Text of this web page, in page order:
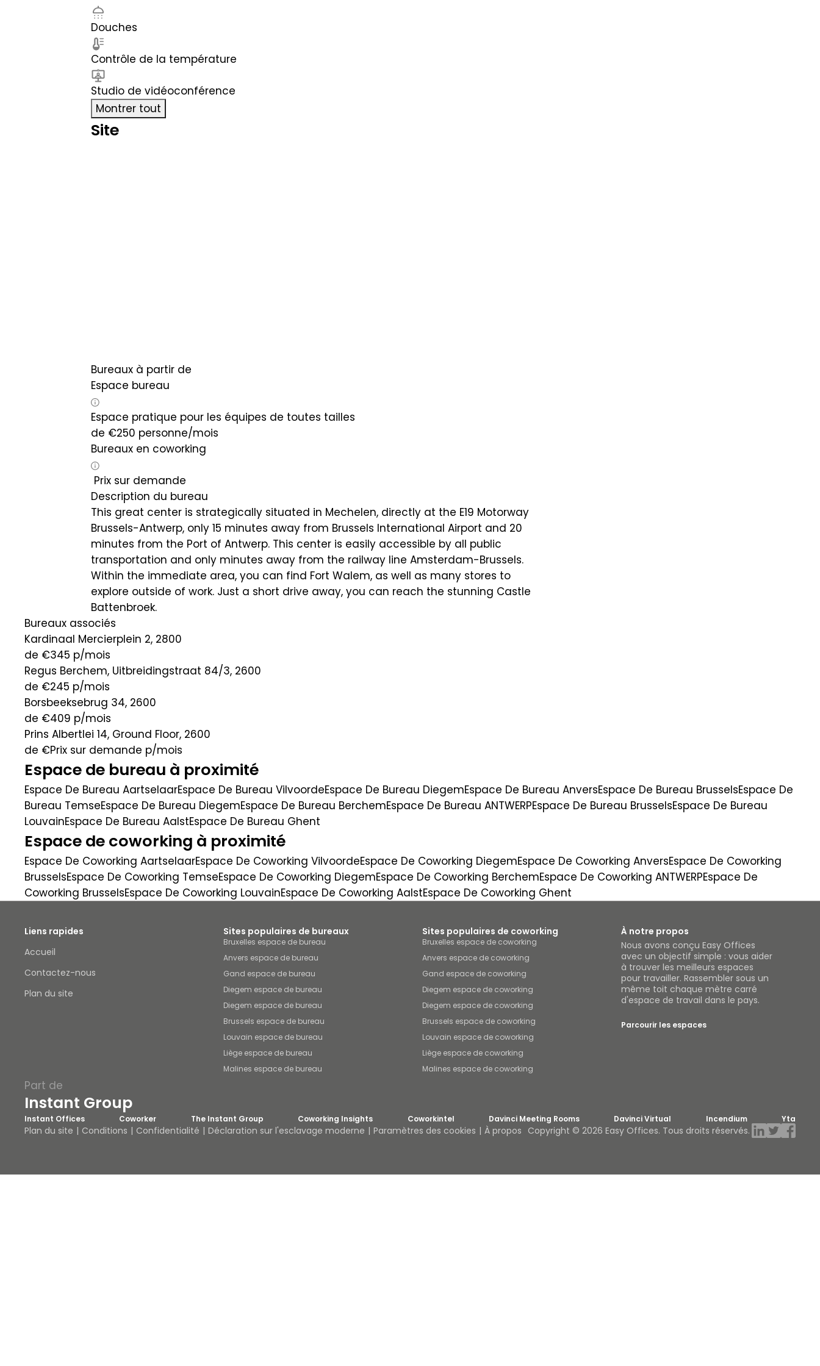
Douches
Contrôle de la température
Studio de vidéoconférence
Montrer tout
Site
Bureaux à partir de
Espace bureau
Espace pratique pour les équipes de toutes tailles
de €250 personne/mois
Bureaux en coworking
Prix sur demande
Description du bureau
This great center is strategically situated in Mechelen, directly at the E19 Motorway
Brussels-Antwerp, only 15 minutes away from Brussels International Airport and 20
minutes from the Port of Antwerp. This center is easily accessible by all public
transportation and only minutes away from the railway line Amsterdam-Brussels.
Within the immediate area, you can find Fort Walem, as well as many stores to
explore outside of work. Just a short drive away, you can reach the stunning Castle
Battenbroek.
Bureaux associés
Kardinaal Mercierplein 2, 2800
de €345 p/mois
Regus Berchem, Uitbreidingstraat 84/3, 2600
de €245 p/mois
Borsbeeksebrug 34, 2600
de €409 p/mois
Prins Albertlei 14, Ground Floor, 2600
de €Prix sur demande p/mois
Espace de bureau à proximité
Espace De Bureau AartselaarEspace De Bureau VilvoordeEspace De Bureau DiegemEspace De Bureau AnversEspace De Bureau BrusselsEspace De
Bureau TemseEspace De Bureau DiegemEspace De Bureau BerchemEspace De Bureau ANTWERPEspace De Bureau BrusselsEspace De Bureau
LouvainEspace De Bureau AalstEspace De Bureau Ghent
Espace de coworking à proximité
Espace De Coworking AartselaarEspace De Coworking VilvoordeEspace De Coworking DiegemEspace De Coworking AnversEspace De Coworking
BrusselsEspace De Coworking TemseEspace De Coworking DiegemEspace De Coworking BerchemEspace De Coworking ANTWERPEspace De
Coworking BrusselsEspace De Coworking LouvainEspace De Coworking AalstEspace De Coworking Ghent
Liens rapides
Accueil
Contactez-nous
Plan du site
Sites populaires de bureaux
Bruxelles espace de bureau
Anvers espace de bureau
Gand espace de bureau
Diegem espace de bureau
Diegem espace de bureau
Brussels espace de bureau
Louvain espace de bureau
Liège espace de bureau
Malines espace de bureau
Sites populaires de coworking
Bruxelles espace de coworking
Anvers espace de coworking
Gand espace de coworking
Diegem espace de coworking
Diegem espace de coworking
Brussels espace de coworking
Louvain espace de coworking
Liège espace de coworking
Malines espace de coworking
À notre propos
Nous avons conçu Easy Offices
avec un objectif simple : vous aider
à trouver les meilleurs espaces
pour travailler. Rassembler sous un
même toit chaque mètre carré
d'espace de travail dans le pays.
Parcourir les espaces
Instant Offices Coworker The Instant Group Coworking Insights Coworkintel Davinci Meeting Rooms Davinci Virtual Incendium Yta
Part de
Instant Group
Plan du site Conditions Confidentialité Déclaration sur l'esclavage moderne Paramètres des cookies À propos Copyright © 2026 Easy Offices. Tous droits réservés.